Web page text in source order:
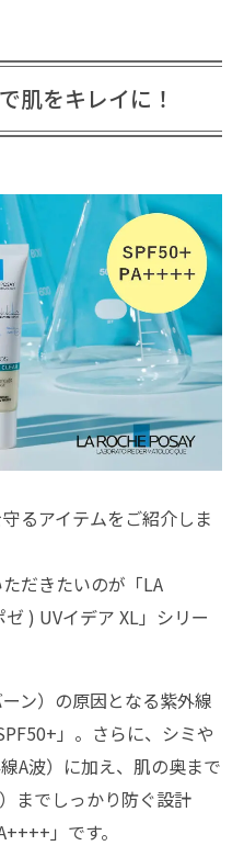
肌をキレイに！
るアイテムをご紹介しま
だきたいのが「LA
) UVイデア XL」シリー
ン）の原因となる紫外線
」。さらに、シミや
A波）に加え、肌の奥まで
までしっかり防ぐ設計
」です。